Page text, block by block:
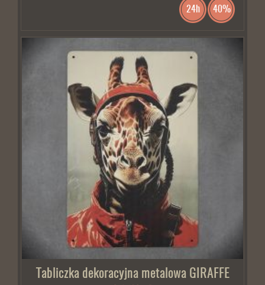
24h 40%
Tabliczka dekoracyjna metalowa GIRAFFE